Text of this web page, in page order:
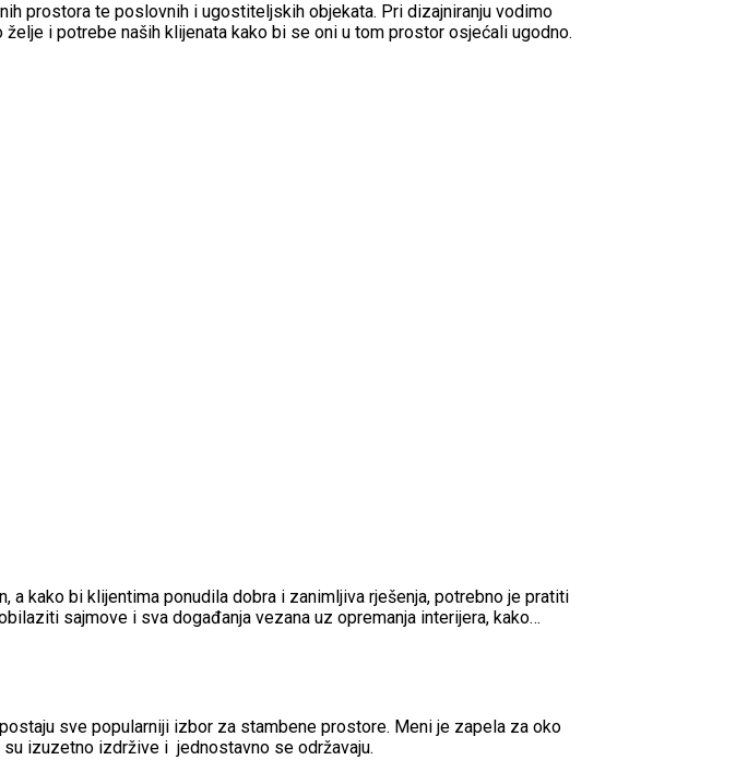
prostora te poslovnih i ugostiteljskih objekata. Pri dizajniranju vodimo
i potrebe naših klijenata kako bi se oni u tom prostor osjećali ugodno.
a kako bi klijentima ponudila dobra i zanimljiva rješenja, potrebno je pratiti
sajmove i sva događanja vezana uz opremanja interijera, kako…
sve popularniji izbor za stambene prostore. Meni je zapela za oko
izuzetno izdržive i jednostavno se održavaju.